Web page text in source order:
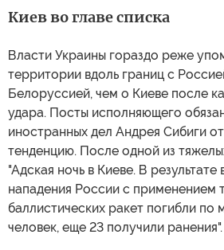
Киев во главе списка
Власти Украины гораздо реже
территории вдоль границ с
Белоруссией, чем о Киеве после
удара. Посты исполняющего
иностранных дел Андрея Сибиги
тенденцию. После одной из
"Адская ночь в Киеве. В результате
нападения России с применением
баллистических ракет погибли по
человек, еще 23 получили ранения".